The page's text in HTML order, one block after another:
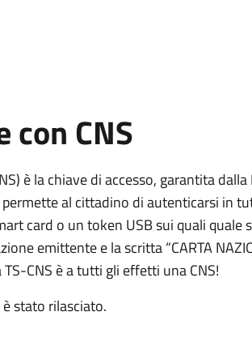
CNS
è la chiave di accesso, garantita
al cittadino di autenticarsi in
card o un token USB sui quali quale
emittente e la scritta “CARTA
TS-CNS è a tutti gli effetti una CNS!
stato rilasciato.